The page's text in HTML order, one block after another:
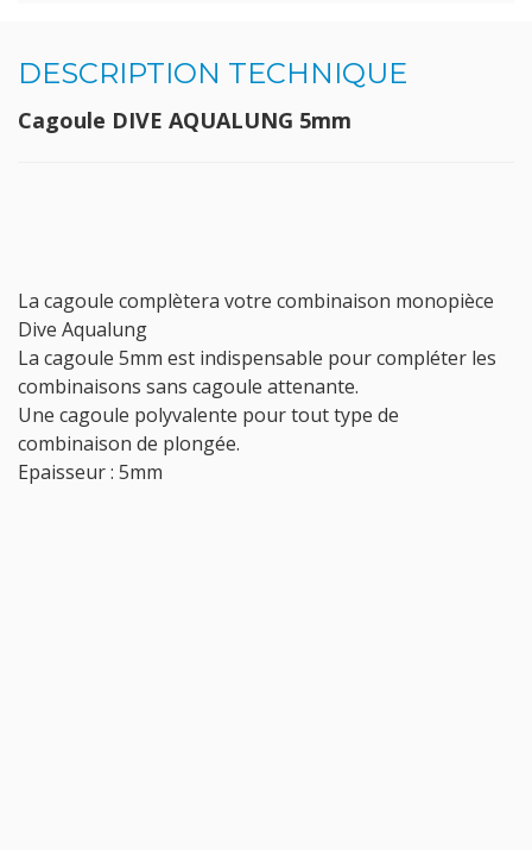
DESCRIPTION TECHNIQUE
Cagoule DIVE AQUALUNG 5mm
La cagoule complètera votre combinaison monopièce
Dive Aqualung
La cagoule 5mm est indispensable pour compléter les
combinaisons sans cagoule attenante.
Une cagoule polyvalente pour tout type de
combinaison de plongée.
Epaisseur : 5mm